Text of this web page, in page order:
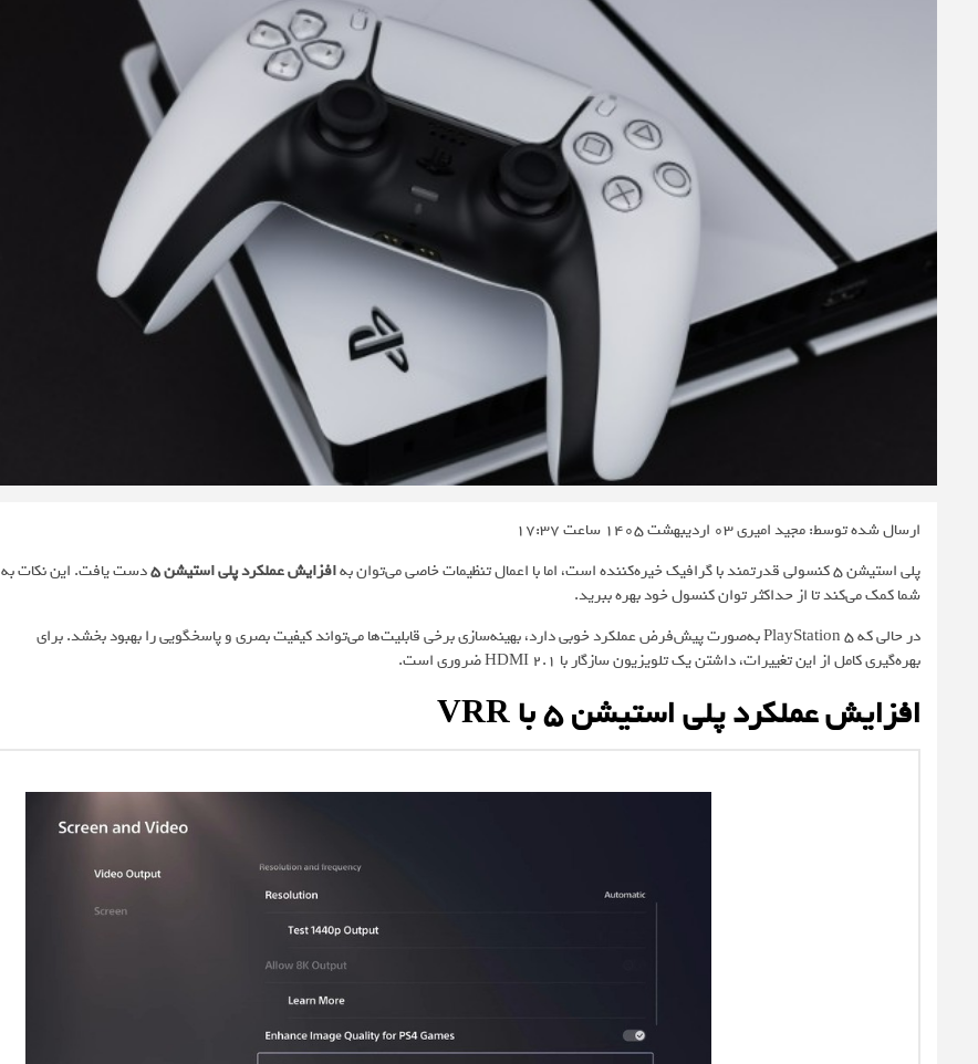
ارسال شده توسط: مجید امیری03 اردیبهشت 1405 ساعت 17:37
پلی استیشن 5 کنسولی قدرتمند با گرافیک خیره‌کننده است، اما با اعمال تنظیمات خاصی می‌توان به
افزایش عملکرد پلی استیشن 5
دست یافت. این نکات به
شما کمک می‌کند تا از حداکثر توان کنسول خود بهره ببرید.
در حالی که PlayStation 5 به‌صورت پیش‌فرض عملکرد خوبی دارد، بهینه‌سازی برخی قابلیت‌ها می‌تواند کیفیت بصری و پاسخگویی را بهبود بخشد. برای
بهره‌گیری کامل از این تغییرات، داشتن یک تلویزیون سازگار با HDMI 2.1 ضروری است.
افزایش عملکرد پلی استیشن 5 با VRR